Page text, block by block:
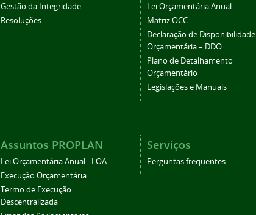
Gestão da Integridade
Resoluções
Lei Orçamentária Anual
Matriz OCC
Declaração de Disponibilidade
Orçamentária – DDO
Plano de Detalhamento
Orçamentário
Legislações e Manuais
Assuntos PROPLAN
Lei Orçamentária Anual - LOA
Execução Orçamentária
Termo de Execução
Descentralizada
Serviços
Perguntas frequentes